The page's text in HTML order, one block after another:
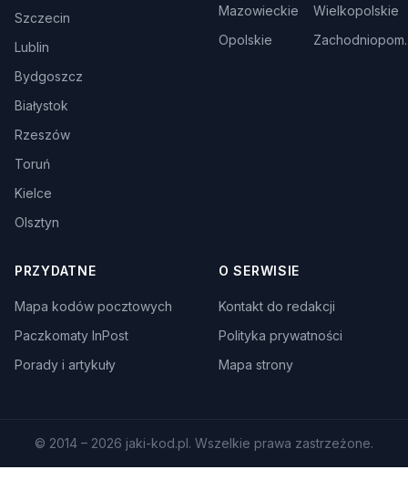
Szczecin
Lublin
Bydgoszcz
Białystok
Rzeszów
Toruń
Kielce
Olsztyn
Mazowieckie
Opolskie
Wielkopolskie
Zachodniopom.
PRZYDATNE
Mapa kodów pocztowych
Paczkomaty InPost
Porady i artykuły
O SERWISIE
Kontakt do redakcji
Polityka prywatności
Mapa strony
© 2014 – 2026 jaki-kod.pl. Wszelkie prawa zastrzeżone.